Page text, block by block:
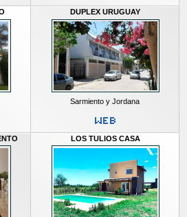
DUPLEX URUGUAY
Sarmiento y Jordana
LOS TULIOS CASA